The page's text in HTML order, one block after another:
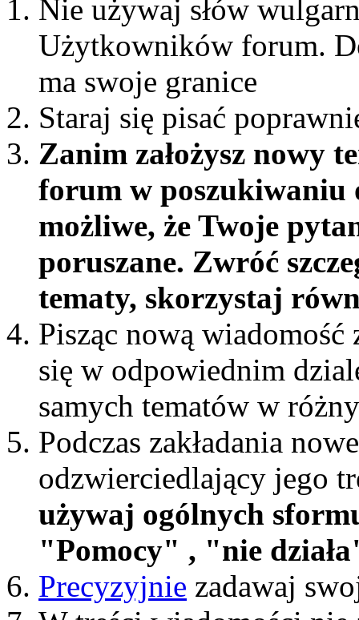
Nie używaj słów
Użytkowników forum.
ma swoje granice
Staraj się pisać
Zanim założysz nowy
forum w poszukiwaniu
możliwe, że Twoje
poruszane. Zwróć
tematy, skorzystaj
Pisząc nową wiadomość
się w odpowiednim
samych tematów w
Podczas zakładania
odzwierciedlający jego
używaj ogólnych
"Pomocy" , "nie
Precyzyjnie zadawaj